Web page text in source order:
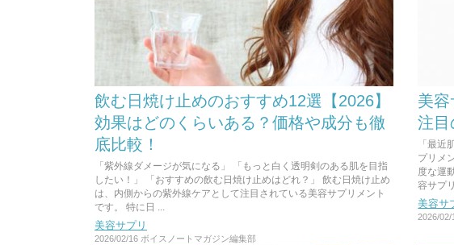
飲む日焼け止めのおすすめ12選【2026】
効果はどのくらいある？価格や成分も徹
底比較！
「紫外線ダメージが気になる」 「もっと白く透明剣のある肌を目指
したい！」 「おすすめの飲む日焼け止めはどれ？」 飲む日焼け止め
は、内側からの紫外線ケアとして注目されている美容サプリメント
です。 特に日 ...
美容サプリ
2026/02/16 ボイスノートマガジン編集部
美容
注目
「最近
プリメ
度な運
容サプ
美容サ
2026/02/